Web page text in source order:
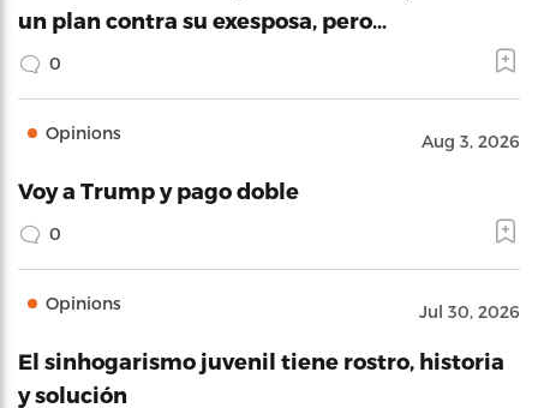
un plan contra su exesposa, pero…
0
Opinions Aug 3, 2026
Voy a Trump y pago doble
0
Opinions Jul 30, 2026
El sinhogarismo juvenil tiene rostro, historia
y solución